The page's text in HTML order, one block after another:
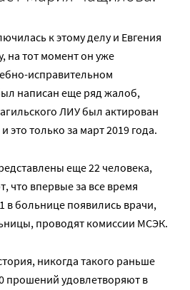
к этому делу и Евгения
на тот момент он уже
исправительном
написан еще ряд жалоб,
ЛИУ был актирован
это только за март 2019 года.
еще 22 человека,
что впервые за все время
в больнице появились врачи,
проводят комиссии МСЭК.
никогда такого раньше
прошений удовлетворяют в